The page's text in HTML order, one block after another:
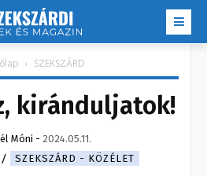
SZEKSZÁRD
kiránduljatok!
Móni - 2024.05.11.
SZEKSZÁRD - KÖZÉLET